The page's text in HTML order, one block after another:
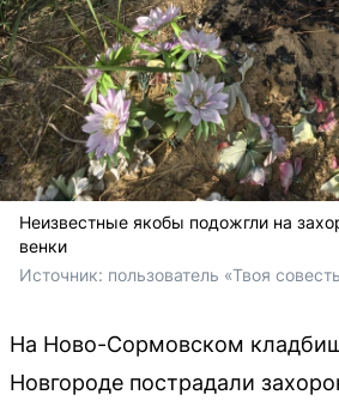
Неизвестные якобы подожгли на
венки
Источник: пользователь «Твоя
На Ново-Сормовском
Новгороде пострадали